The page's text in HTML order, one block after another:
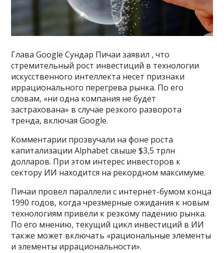
Глава Google Сундар Пичаи заявил , что
стремительный рост инвестиций в технологии
искусственного интеллекта несет признаки
иррационального перегрева рынка. По его
словам, «ни одна компания не будет
застрахована» в случае резкого разворота
тренда, включая Google.
Комментарии прозвучали на фоне роста
капитализации Alphabet свыше $3,5 трлн
долларов. При этом интерес инвесторов к
сектору ИИ находится на рекордном максимуме.
Пичаи провел параллели с интернет-бумом конца
1990 годов, когда чрезмерные ожидания к новым
технологиям привели к резкому падению рынка.
По его мнению, текущий цикл инвестиций в ИИ
также может включать «рациональные элементы
и элементы иррациональности».